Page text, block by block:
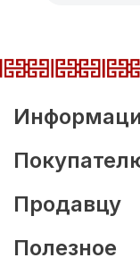
Продавцу
Полезное